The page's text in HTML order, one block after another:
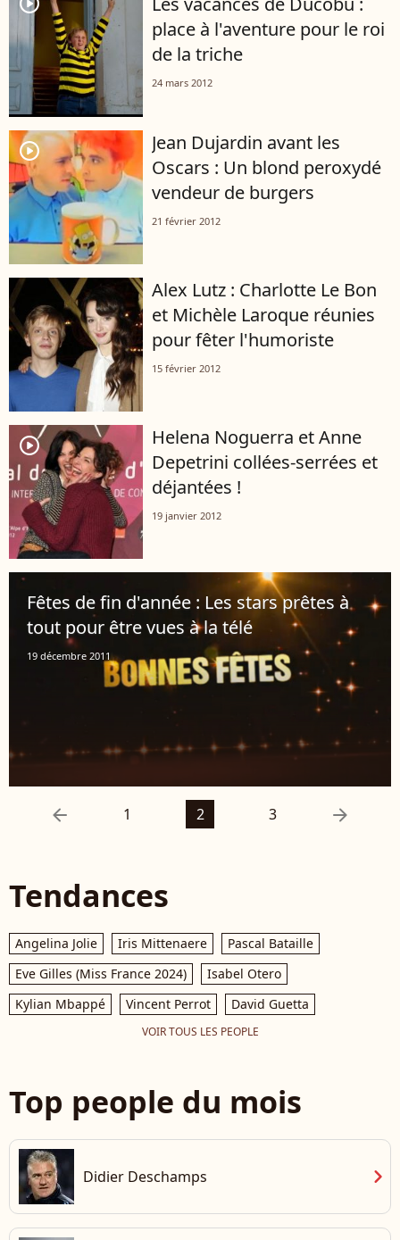
place à l'aventure pour le roi
de la triche
24 mars 2012
player2
Jean Dujardin avant les
Oscars : Un blond peroxydé
vendeur de burgers
21 février 2012
Alex Lutz : Charlotte Le Bon
et Michèle Laroque réunies
pour fêter l'humoriste
15 février 2012
player2
Helena Noguerra et Anne
Depetrini collées-serrées et
déjantées !
19 janvier 2012
Fêtes de fin d'année : Les stars prêtes à
tout pour être vues à la télé
19 décembre 2011
arrow_left 1 2 3 arrow_right
Tendances
Angelina Jolie Iris Mittenaere
Pascal Bataille
Eve Gilles (Miss France 2024)
Isabel Otero
Kylian Mbappé
Vincent Perrot David Guetta
VOIR TOUS LES PEOPLE
Top people du mois
Didier Deschamps chevron_right